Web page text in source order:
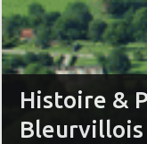
Histoire &
Bleurvillois